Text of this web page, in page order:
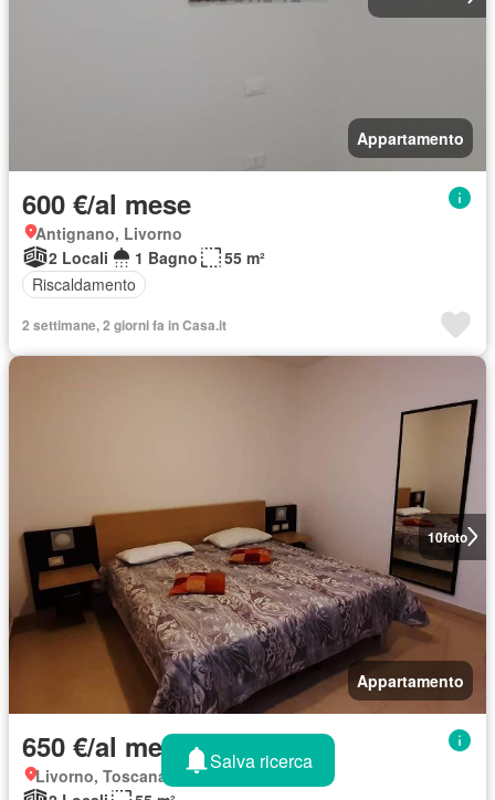
Appartamento
600 €/al mese
Antignano, Livorno
2 Locali
1 Bagno
55 m²
Riscaldamento
2 settimane, 2 giorni fa in Casa.it
10foto
Appartamento
650 €/al mese
Livorno, Toscana
Salva ricerca